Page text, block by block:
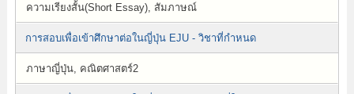
ความเรียงสั้น(Short Essay), สัมภาษณ์
การสอบเพื่อเข้าศึกษาต่อในญี่ปุ่น EJU - วิชาที่กำหนด
ภาษาญี่ปุ่น, คณิตศาสตร์2